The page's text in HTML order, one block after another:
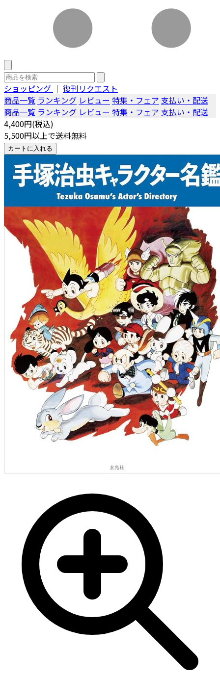
ショッピング ｜ 復刊リクエスト
商品一覧 ランキング レビュー 特集・フェア 支払い・配送
商品一覧 ランキング レビュー 特集・フェア 支払い・配送
4,400円(税込)
5,500円以上で送料無料
カートに入れる